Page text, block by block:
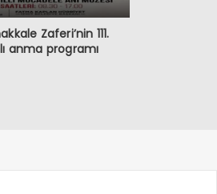
Zaferi’nin 111.
anma programı